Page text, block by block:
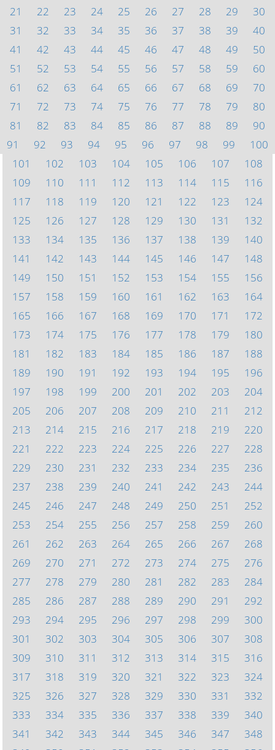
21
22 23 24 25 26 27 28 29
30
31
32 33 34 35 36 37 38 39
40
41
42 43 44 45 46 47 48 49
50
51
52 53 54 55 56 57 58 59
60
61
62 63 64 65 66 67 68 69
70
71
72 73 74 75 76 77 78 79
80
81
82 83 84 85 86 87 88 89
90
91
92 93 94 95 96 97 98 99
100
101
102 103 104 105 106 107
108
109
110 111 112 113 114 115
116
117
118 119 120 121 122 123
124
125
126 127 128 129 130 131
132
133
134 135 136 137 138 139
140
141
142 143 144 145 146 147
148
149
150 151 152 153 154 155
156
157
158 159 160 161 162 163
164
165
166 167 168 169 170 171
172
173
174 175 176 177 178 179
180
181
182 183 184 185 186 187
188
189
190 191 192 193 194 195
196
197
198 199 200 201 202 203
204
205
206 207 208 209 210 211
212
213
214 215 216 217 218 219
220
221
222 223 224 225 226 227
228
229
230 231 232 233 234 235
236
237
238 239 240 241 242 243
244
245
246 247 248 249 250 251
252
253
254 255 256 257 258 259
260
261
262 263 264 265 266 267
268
269
270 271 272 273 274 275
276
277
278 279 280 281 282 283
284
285
286 287 288 289 290 291
292
293
294 295 296 297 298 299
300
301
302 303 304 305 306 307
308
309
310 311 312 313 314 315
316
317
318 319 320 321 322 323
324
325
326 327 328 329 330 331
332
333
334 335 336 337 338 339
340
341
342 343 344 345 346 347
348